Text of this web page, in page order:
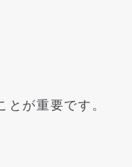
とが重要です。